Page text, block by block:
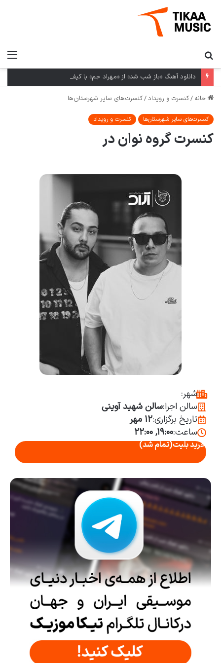
دانلود آهنگ «باز شب شد» از «مهراد جم» با کیفیت ۳۲۰ و متن ترانه
خانه /کنسرت و رویداد/کنسرت‌های سایر شهرستان‌ها
کنسرت‌های سایر شهرستان‌ها کنسرت و رویداد
کنسرت گروه نوان در
شهر:
سالن اجرا:سالن شهید آوینی
تاریخ برگزاری:۱۲ مهر
ساعت:۱۹:۰۰, ۲۲:۰۰
خرید بلیت(تمام شد)